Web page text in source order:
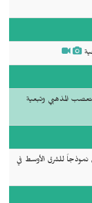
المذهبي وتبعية
للشرق الأوسط في